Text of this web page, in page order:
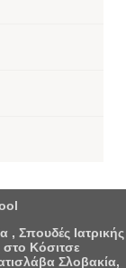
, Σπουδές Ιατρικής
στο Κόσιτσε
Σλοβακία,